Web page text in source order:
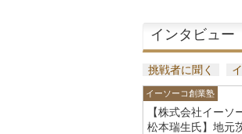
インタビュー
挑戦者に聞く
イーソーコ創業塾
【株式会社イーソ
松本瑞生氏】地元